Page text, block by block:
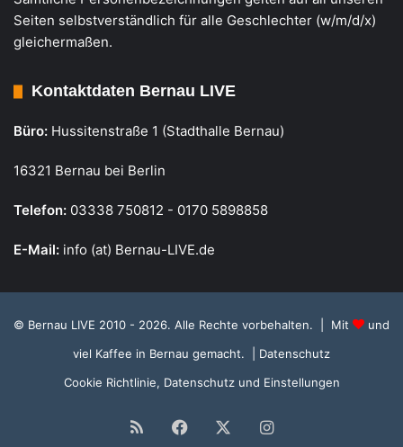
Seiten selbstverständlich für alle Geschlechter (w/m/d/x)
gleichermaßen.
Kontaktdaten Bernau LIVE
Büro: Hussitenstraße 1 (Stadthalle Bernau)
16321 Bernau bei Berlin
Telefon: 03338 750812 - 0170 5898858
E-Mail: info (at) Bernau-LIVE.de
© Bernau LIVE 2010 - 2026. Alle Rechte vorbehalten. | Mit
und
viel Kaffee in Bernau gemacht.
| Datenschutz
Cookie Richtlinie, Datenschutz und Einstellungen
RSS Facebook Instagram